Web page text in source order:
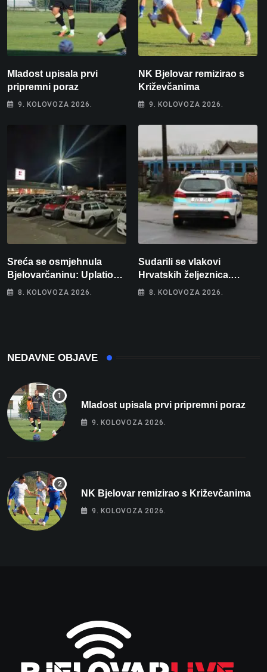
Mladost upisala prvi
pripremni poraz
9. KOLOVOZA 2026.
NK Bjelovar remizirao s
Križevčanima
9. KOLOVOZA 2026.
Sreća se osmjehnula
Bjelovarčaninu: Uplatio
samo 4 eura, a osvojio
8. KOLOVOZA 2026.
Sudarili se vlakovi
Hrvatskih željeznica.
Šestero osoba teško
8. KOLOVOZA 2026.
NEDAVNE OBJAVE
Mladost upisala prvi pripremni poraz
9. KOLOVOZA 2026.
NK Bjelovar remizirao s Križevčanima
9. KOLOVOZA 2026.